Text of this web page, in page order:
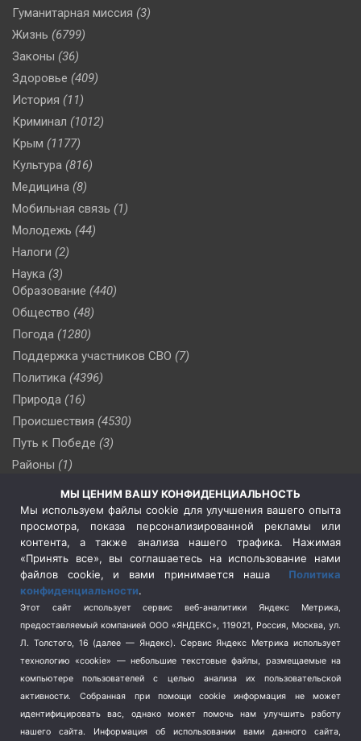
Гуманитарная миссия (3)
Жизнь (6799)
Законы (36)
Здоровье (409)
История (11)
Криминал (1012)
Крым (1177)
Культура (816)
Медицина (8)
Мобильная связь (1)
Молодежь (44)
Налоги (2)
Наука (3)
Образование (440)
Общество (48)
Погода (1280)
Поддержка участников СВО (7)
Политика (4396)
Природа (16)
Происшествия (4530)
Путь к Победе (3)
Районы (1)
(509)
Сельское хозяйство (3)
Социальная политика
(3)
Спецоперация в Украине
Спецоперация на Украине
(404)
Спорт (740)
Терроризм (1)
Транспорт (262)
Туризм (178)
Флот (76)
МЫ ЦЕНИМ ВАШУ КОНФИДЕНЦИАЛЬНОСТЬ
Мы используем файлы cookie для улучшения вашего опыта
просмотра, показа персонализированной рекламы или
контента, а также анализа нашего трафика. Нажимая
«Принять все», вы соглашаетесь на использование нами
файлов cookie, и вами принимается наша Политика
конфиденциальности.
Этот сайт использует сервис веб-аналитики Яндекс Метрика,
предоставляемый компанией ООО «ЯНДЕКС», 119021, Россия, Москва, ул.
Л. Толстого, 16 (далее — Яндекс). Сервис Яндекс Метрика использует
технологию «cookie» — небольшие текстовые файлы, размещаемые на
компьютере пользователей с целью анализа их пользовательской
активности.
Собранная при помощи cookie информация не может
идентифицировать вас, однако может помочь нам улучшить работу
нашего сайта. Информация об использовании вами данного сайта,